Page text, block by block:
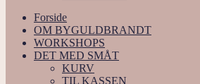
Forside
OM BYGULDBRANDT
WORKSHOPS
DET MED SMÅT
KURV
TIL KASSEN